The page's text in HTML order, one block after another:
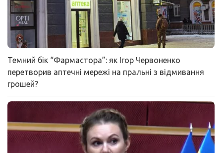
Темний бік “Фармастора”: як Ігор Червоненко
перетворив аптечні мережі на пральні з відмивання
грошей?